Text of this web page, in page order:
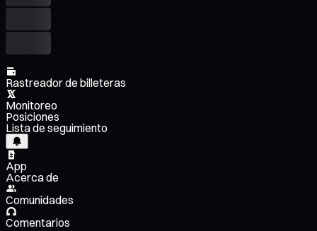
Rastreador de billeteras
Monitoreo
Posiciones
Lista de seguimiento
App
Acerca de
Comunidades
Comentarios